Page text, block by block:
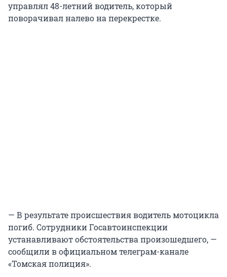
управлял 48-летний водитель, который
поворачивал налево на перекрестке.
— В результате происшествия водитель мотоцикла
погиб. Сотрудники Госавтоинспекции
устанавливают обстоятельства произошедшего, —
сообщили в официальном телеграм-канале
«Томская полиция».